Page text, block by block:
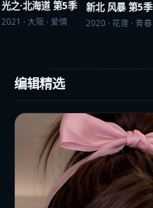
光之·北海道 第5季
2021 · 大阪 · 爱情
新北 风暴 第5季
2020 · 花莲 · 青春
编辑精选